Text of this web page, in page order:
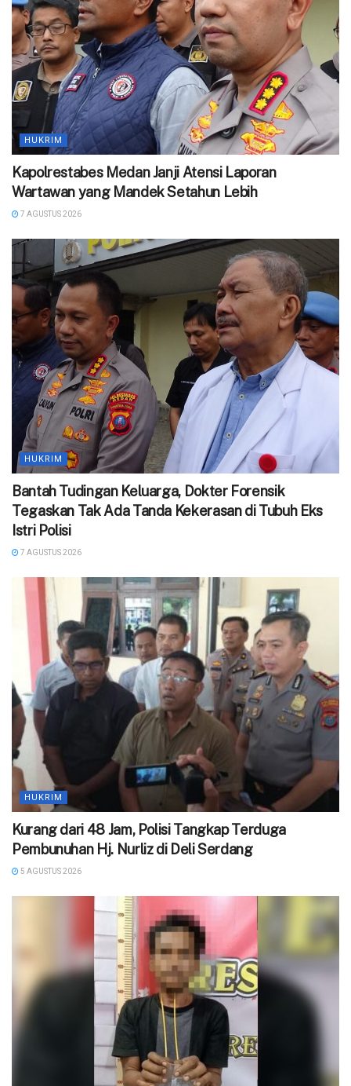
HUKRIM
Kapolrestabes Medan Janji Atensi Laporan
Wartawan yang Mandek Setahun Lebih
7 AGUSTUS 2026
HUKRIM
Bantah Tudingan Keluarga, Dokter Forensik
Tegaskan Tak Ada Tanda Kekerasan di Tubuh Eks
Istri Polisi
7 AGUSTUS 2026
HUKRIM
‎Kurang dari 48 Jam, Polisi Tangkap Terduga
Pembunuhan Hj. Nurliz di Deli Serdang
5 AGUSTUS 2026